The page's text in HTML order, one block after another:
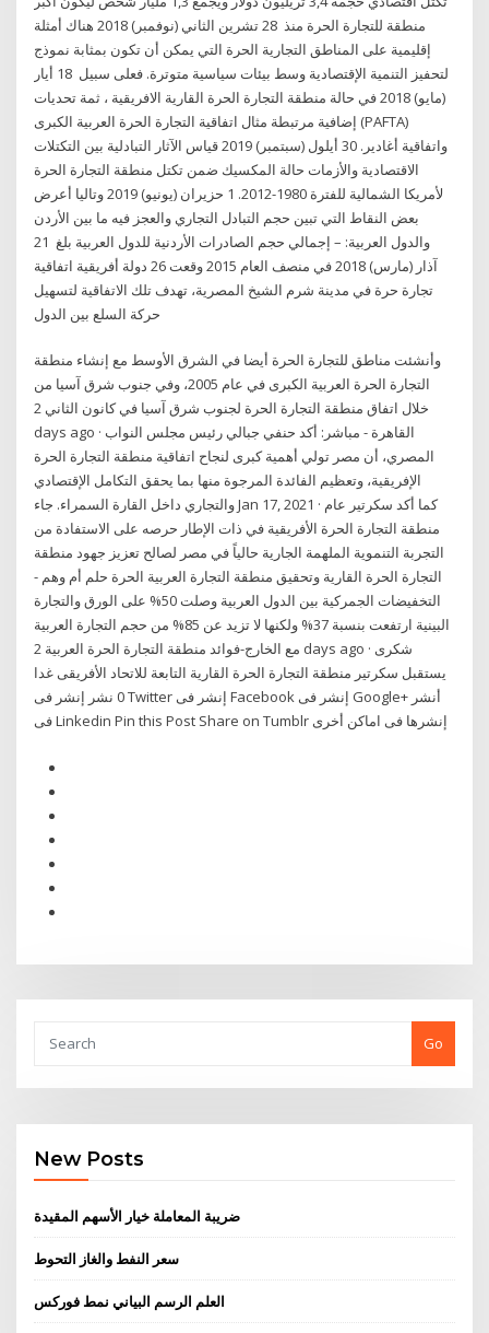
منطقة للتجارة الحرة منذ 28 تشرين الثاني (نوفمبر) 2018 هناك أمثلة
إقليمية على المناطق التجارية الحرة التي يمكن أن تكون بمثابة نموذج
لتحفيز التنمية الإقتصادية وسط بيئات سياسية متوترة. فعلى سبيل 18 أيار
(مايو) 2018 في حالة منطقة التجارة الحرة القارية الافريقية ، ثمة تحديات
إضافية مرتبطة مثال اتفاقية التجارة الحرة العربية الكبرى (PAFTA)
واتفاقية أغادير. 30 أيلول (سبتمبر) 2019 قياس الآثار التبادلية بين التكتلات
الاقتصادية والأزمات حالة المكسيك ضمن تكتل منطقة التجارة الحرة
لأمريكا الشمالية للفترة 1980-2012. 1 حزيران (يونيو) 2019 وتاليا أعرض
بعض النقاط التي تبين حجم التبادل التجاري والعجز فيه ما بين الأردن
والدول العربية: – إجمالي حجم الصادرات الأردنية للدول العربية بلغ 21
آذار (مارس) 2018 في منصف العام 2015 وقعت 26 دولة أفريقية اتفاقية
تجارة حرة في مدينة شرم الشيخ المصرية، تهدف تلك الاتفاقية لتسهيل
وأنشئت مناطق للتجارة الحرة أيضا في الشرق الأوسط مع إنشاء منطقة
التجارة الحرة العربية الكبرى في عام 2005، وفي جنوب شرق آسيا من
خلال اتفاق منطقة التجارة الحرة لجنوب شرق آسيا في كانون الثاني 2
days ago · القاهرة - مباشر: أكد حنفي جبالي رئيس مجلس النواب
المصري، أن مصر تولي أهمية كبرى لنجاح اتفاقية منطقة التجارة الحرة
الإفريقية، وتعظيم الفائدة المرجوة منها بما يحقق التكامل الإقتصادي
والتجاري داخل القارة السمراء. جاء Jan 17, 2021 · كما أكد سكرتير عام
منطقة التجارة الحرة الأفريقية في ذات الإطار حرصه على الاستفادة من
التجربة التنموية الملهمة الجارية حالياً في مصر لصالح تعزيز جهود منطقة
التجارة الحرة القارية وتحقيق منطقة التجارة العربية الحرة حلم أم وهم -
التخفيضات الجمركية بين الدول العربية وصلت 50% على الورق والتجارة
البينية ارتفعت بنسبة 37% ولكنها لا تزيد عن 85% من حجم التجارة العربية
مع الخارج-فوائد منطقة التجارة الحرة العربية 2 days ago · شكرى
يستقبل سكرتير منطقة التجارة الحرة القارية التابعة للاتحاد الأفريقى غدا
0 نشر إنشر فى Twitter إنشر فى Facebook إنشر فى Google+ أنشر
فى Linkedin Pin this Post Share on Tumblr إنشرها فى اماكن أخرى
Go
New Posts
ضريبة المعاملة خيار الأسهم المقيدة
سعر النفط والغاز التحوط
العلم الرسم البياني نمط فوركس